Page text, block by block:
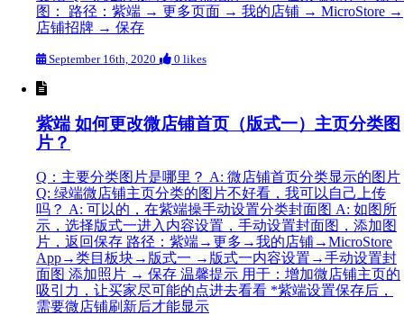
图： 路径：紫端 → 更多页面 → 我的店铺 → MicroStore →
店铺招牌 → 保存
September 16th, 2020 0 likes
紫端 如何更改微店铺首页（版式一）主页分类图
片？
Q：主要分类图片是哪里？ A: 微店铺首页分类显示的图片
Q: 绿端微店铺主页分类的图片不好看，我可以自己上传
吗？ A: 可以的，在紫端操手动设置分类封面图 A: 如图所
示，选择版式一进入内容设置，手动设置封面图，添加图
片，返回保存 路径：紫端→更多→我的店铺→MicroStore
App→类目板块→版式一 →版式一内容设置→手动设置封
面图 添加照片 → 保存 温馨提示 用于：增加微店铺主页的
吸引力，让买家尽可能的点进去看看 *紫端设置保存后，
需要微店铺刷新后才能显示